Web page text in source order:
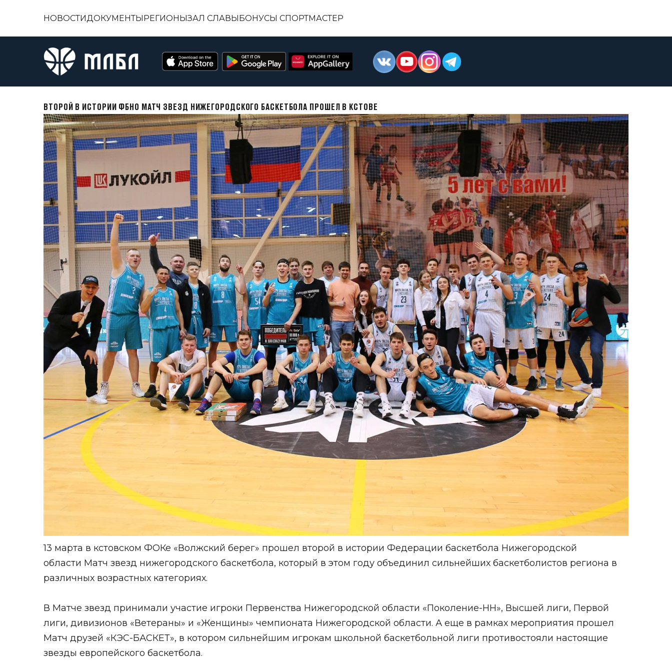
НОВОСТИДОКУМЕНТЫРЕГИОНЫЗАЛ СЛАВЫБОНУСЫ СПОРТМАСТЕР
ВТОРОЙ В ИСТОРИИ ФБНО МАТЧ ЗВЕЗД НИЖЕГОРОДСКОГО БАСКЕТБОЛА ПРОШЕЛ В КСТОВЕ
13 марта в кстовском ФОКе «Волжский берег» прошел второй в истории Федерации баскетбола Нижегородской
области Матч звезд нижегородского баскетбола, который в этом году объединил сильнейших баскетболистов региона в
различных возрастных категориях.
В Матче звезд принимали участие игроки Первенства Нижегородской области «Поколение-НН», Высшей лиги, Первой
лиги, дивизионов «Ветераны» и «Женщины» чемпионата Нижегородской области. А еще в рамках мероприятия прошел
Матч друзей «КЭС-БАСКЕТ», в котором сильнейшим игрокам школьной баскетбольной лиги противостояли настоящие
звезды европейского баскетбола.